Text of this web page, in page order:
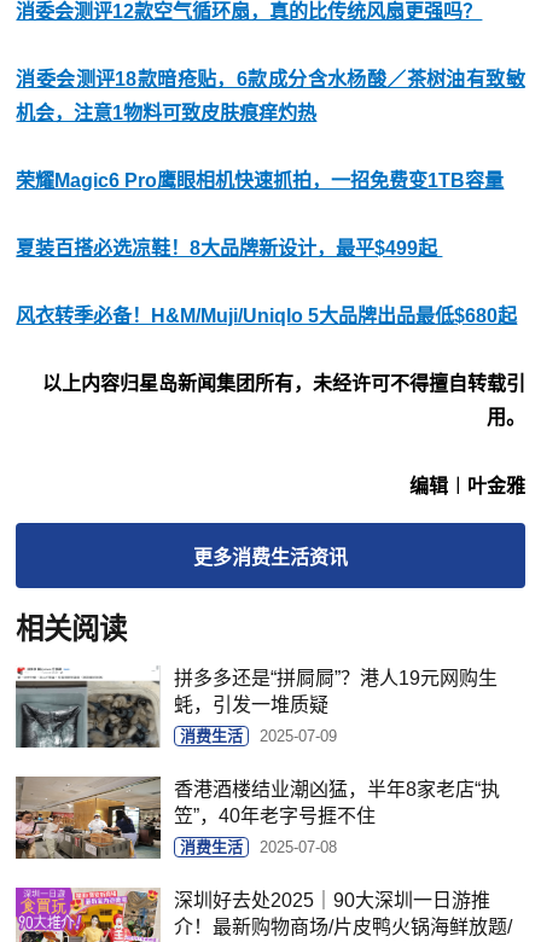
消委会测评12款空气循环扇，真的比传统风扇更强吗？
消委会测评18款暗疮贴，6款成分含水杨酸／茶树油有致敏
机会，注意1物料可致皮肤痕痒灼热
荣耀Magic6 Pro鹰眼相机快速抓拍，一招免费变1TB容量
夏装百搭必选凉鞋！8大品牌新设计，最平$499起
风衣转季必备！H&M/Muji/Uniqlo 5大品牌出品最低$680起
以上内容归星岛新闻集团所有，未经许可不得擅自转载引
用。
编辑︱叶金雅
更多消费生活资讯
相关阅读
拼多多还是“拼屙屙”？港人19元网购生
蚝，引发一堆质疑
消费生活 2025-07-09
香港酒楼结业潮凶猛，半年8家老店“执
笠”，40年老字号捱不住
消费生活 2025-07-08
深圳好去处2025｜90大深圳一日游推
介！最新购物商场/片皮鸭火锅海鲜放题/